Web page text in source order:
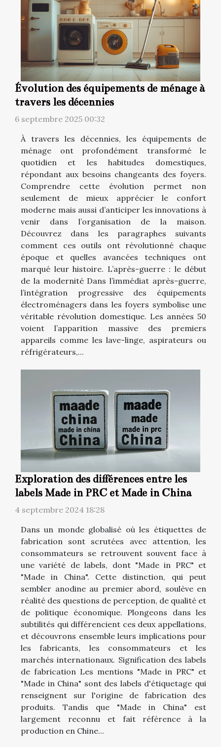
Évolution des équipements de ménage à
travers les décennies
6 septembre 2025 00:32
À travers les décennies, les équipements de
ménage ont profondément transformé le
quotidien et les habitudes domestiques,
répondant aux besoins changeants des foyers.
Comprendre cette évolution permet non
seulement de mieux apprécier le confort
moderne mais aussi d’anticiper les innovations à
venir dans l’organisation de la maison.
Découvrez dans les paragraphes suivants
comment ces outils ont révolutionné chaque
époque et quelles avancées techniques ont
marqué leur histoire. L’après-guerre : le début
de la modernité Dans l’immédiat après-guerre,
l’intégration progressive des équipements
électroménagers dans les foyers symbolise une
véritable révolution domestique. Les années 50
voient l’apparition massive des premiers
appareils comme les lave-linge, aspirateurs ou
réfrigérateurs,...
Exploration des différences entre les
labels Made in PRC et Made in China
4 septembre 2024 18:28
Dans un monde globalisé où les étiquettes de
fabrication sont scrutées avec attention, les
consommateurs se retrouvent souvent face à
une variété de labels, dont "Made in PRC" et
"Made in China". Cette distinction, qui peut
sembler anodine au premier abord, soulève en
réalité des questions de perception, de qualité et
de politique économique. Plongeons dans les
subtilités qui différencient ces deux appellations,
et découvrons ensemble leurs implications pour
les fabricants, les consommateurs et les
marchés internationaux. Signification des labels
de fabrication Les mentions "Made in PRC" et
"Made in China" sont des labels d'étiquetage qui
renseignent sur l'origine de fabrication des
produits. Tandis que "Made in China" est
largement reconnu et fait référence à la
production en Chine...